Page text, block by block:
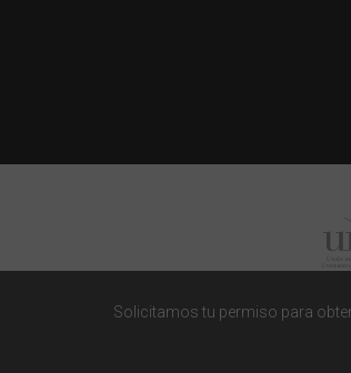
Solicitamos tu permiso para